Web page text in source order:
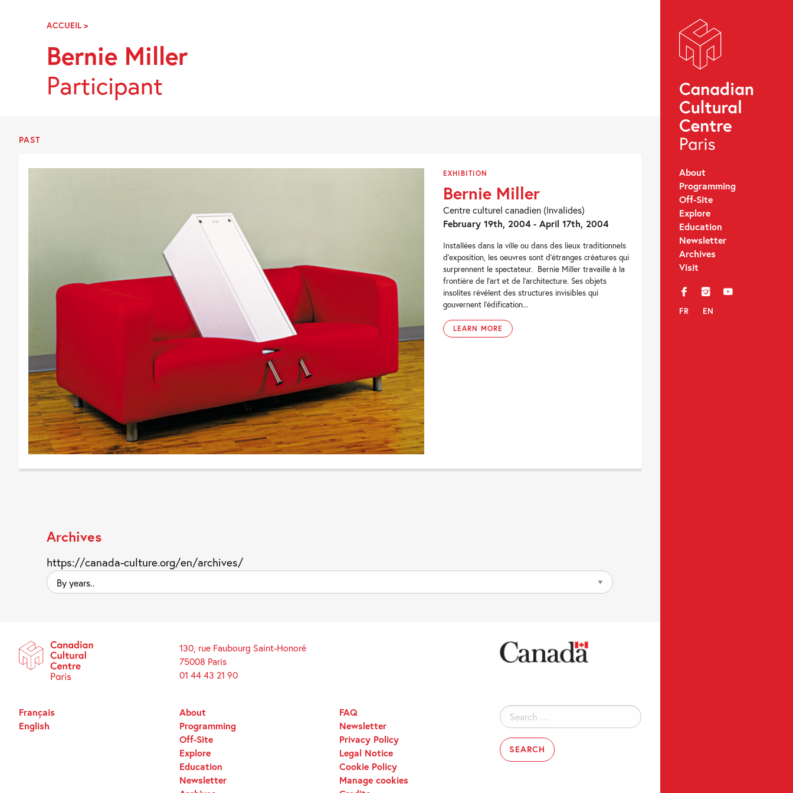
Navigation
About
Programming
Off-Site
Explore
Education
Newsletter
Archives
Visit
f i y
FR EN
ACCUEIL >BERNIE
Bernie Miller
Participant
PAST
EXHIBITION
Bernie Miller
Centre culturel canadien (Invalides)
February 19th, 2004 - April 17th, 2004
Installées dans la ville ou dans des lieux traditionnels
d’exposition, les oeuvres sont d’étranges créatures qui
surprennent le spectateur. Bernie Miller travaille à la
frontière de l’art et de l’architecture. Ses objets
insolites révèlent des structures invisibles qui
gouvernent l’édification...
LEARN MORE
Archives
https://canada-culture.org/en/archives/
By
years..
130, rue Faubourg Saint-Honoré
75008 Paris
01 44 43 21 90
Search
for:
About
Programming
Off-Site
Explore
Education
Newsletter
FAQ
Newsletter
Privacy Policy
Legal Notice
Cookie Policy
Manage cookies
Français
English